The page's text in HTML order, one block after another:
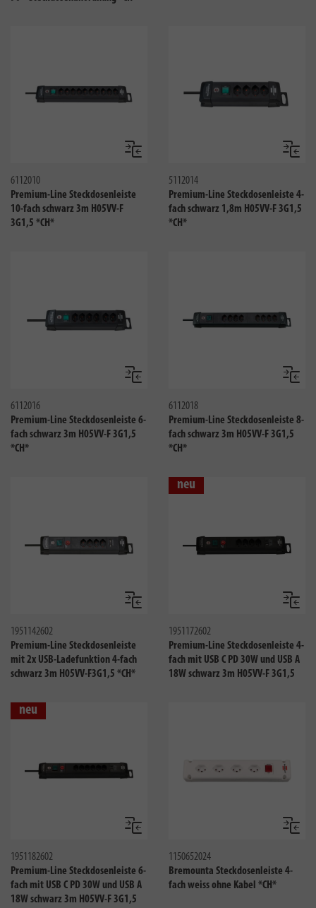
Vergleichen
6112010
Premium-Line Steckdosenleiste
10-fach schwarz 3m H05VV-F
3G1,5 *CH*
5112014
Premium-Line Steckdosenleiste 4-
fach schwarz 1,8m H05VV-F 3G1,5
*CH*
Vergleichen
6112016
Premium-Line Steckdosenleiste 6-
fach schwarz 3m H05VV-F 3G1,5
*CH*
6112018
Premium-Line Steckdosenleiste 8-
fach schwarz 3m H05VV-F 3G1,5
*CH*
Vergleichen
1951142602
Premium-Line Steckdosenleiste
mit 2x USB-Ladefunktion 4-fach
schwarz 3m H05VV-F3G1,5 *CH*
neu
1951172602
Premium-Line Steckdosenleiste 4-
fach mit USB C PD 30W und USB A
18W schwarz 3m H05VV-F 3G1,5
neu
Vergleichen
1951182602
Premium-Line Steckdosenleiste 6-
fach mit USB C PD 30W und USB A
18W schwarz 3m H05VV-F 3G1,5
1150652024
Bremounta Steckdosenleiste 4-
fach weiss ohne Kabel *CH*